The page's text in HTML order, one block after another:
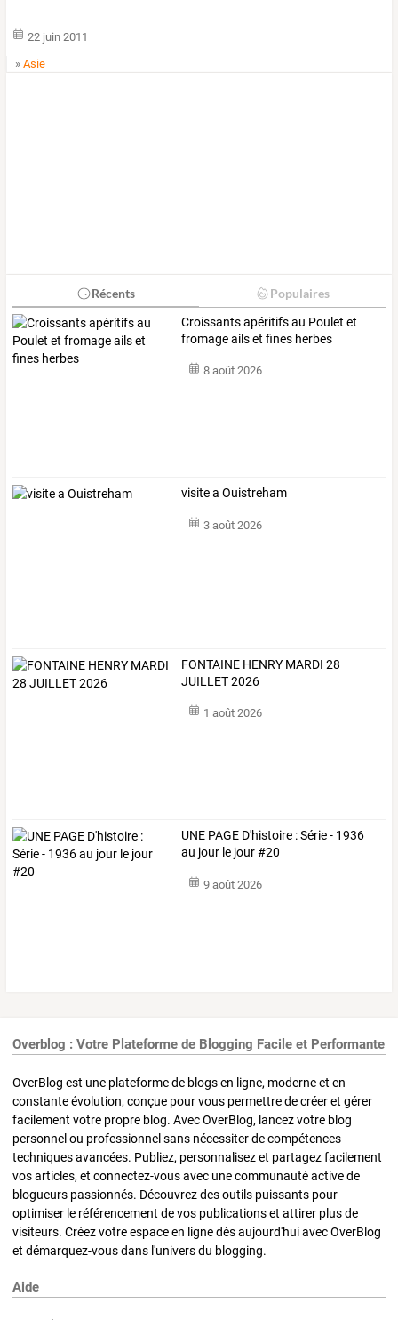
22 juin 2011
»Asie
Récents Populaires
Croissants apéritifs au Poulet et
fromage ails et fines herbes
8 août 2026
visite a Ouistreham
3 août 2026
FONTAINE HENRY MARDI 28
JUILLET 2026
1 août 2026
UNE PAGE D'histoire : Série - 1936
au jour le jour #20
9 août 2026
Overblog : Votre Plateforme de Blogging Facile et Performante
OverBlog est une plateforme de blogs en ligne, moderne et en
constante évolution, conçue pour vous permettre de créer et gérer
facilement votre propre blog. Avec OverBlog, lancez votre blog
personnel ou professionnel sans nécessiter de compétences
techniques avancées. Publiez, personnalisez et partagez facilement
vos articles, et connectez-vous avec une communauté active de
blogueurs passionnés. Découvrez des outils puissants pour
optimiser le référencement de vos publications et attirer plus de
visiteurs. Créez votre espace en ligne dès aujourd'hui avec OverBlog
et démarquez-vous dans l'univers du blogging.
Aide